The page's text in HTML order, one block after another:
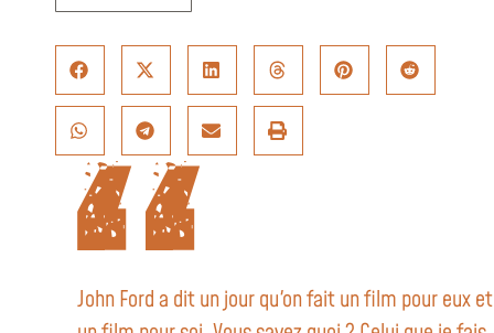
John Forda dit un jour qu'on fait un film pour eux et